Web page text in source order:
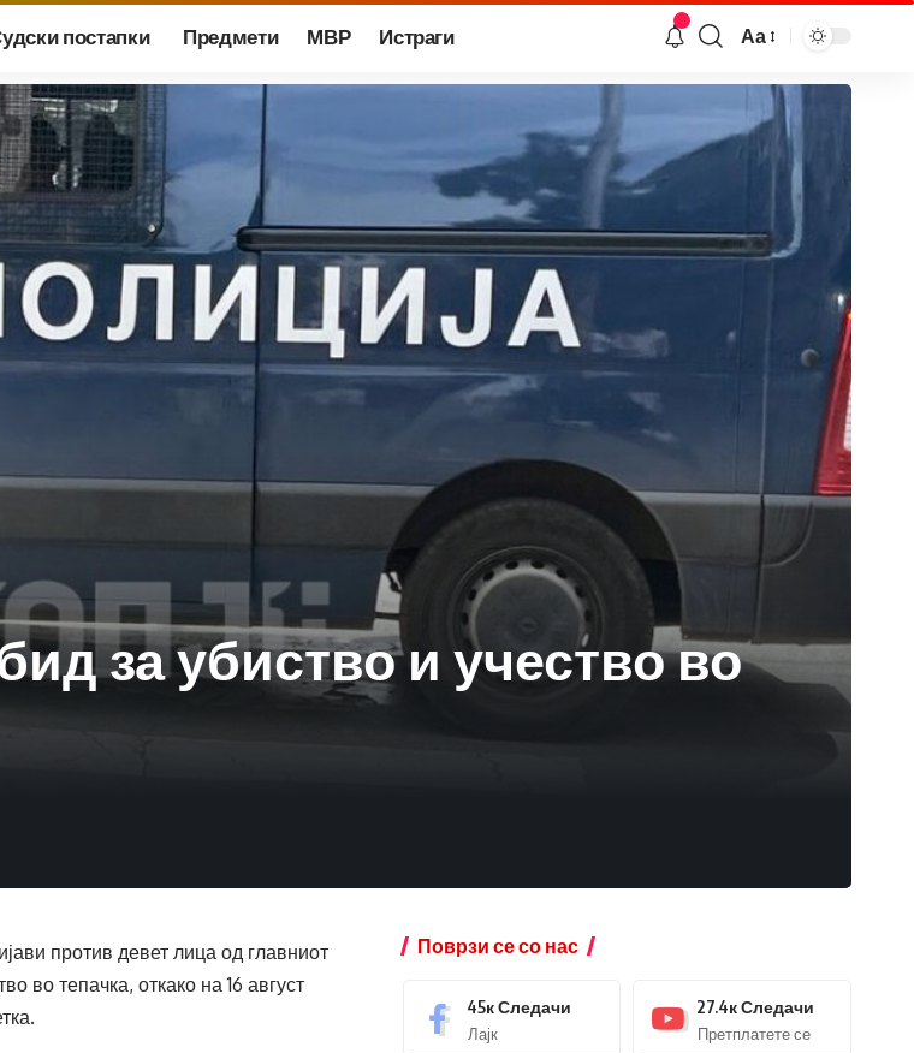
постапки Предмети МВР Истраги Аа
за убиство и учество во
против девет лица од главниот
во тепачка, откако на 16 август
Поврзи се со нас
45кСледачи
Лајк
27.4кСледачи
Претплатете се